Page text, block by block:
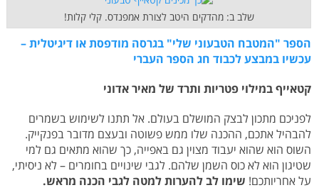
שלב ב: מהדקים היטב לצורת אמפנדס. קלי קלות!
הספר "המטבח הטבעוני שלי" בגרסה מודפסת או דיגיטלית –
עכשיו במבצע לכבוד חג הספר העברי
קטאייף במילוי פטריות ותרד של מאיר אדוני
לפניכם מתכון לבצק המושלם בעולם. אל תתנו לשימוש בשמרים
להבהיל אתכם, ההכנה שלו ממש פשוטה ובעצם מדובר בפנקייק.
השוס הוא שהוא יעבוד מצוין גם באפייה, כך שהוא מתאים גם למי
שטיגון הוא לא כוס השמן שלהם. לגבי שינויים בחומרים – לא ניסיתי,
על אחריותכם! שימו לב להערות למטה לגבי הכנה מראש.